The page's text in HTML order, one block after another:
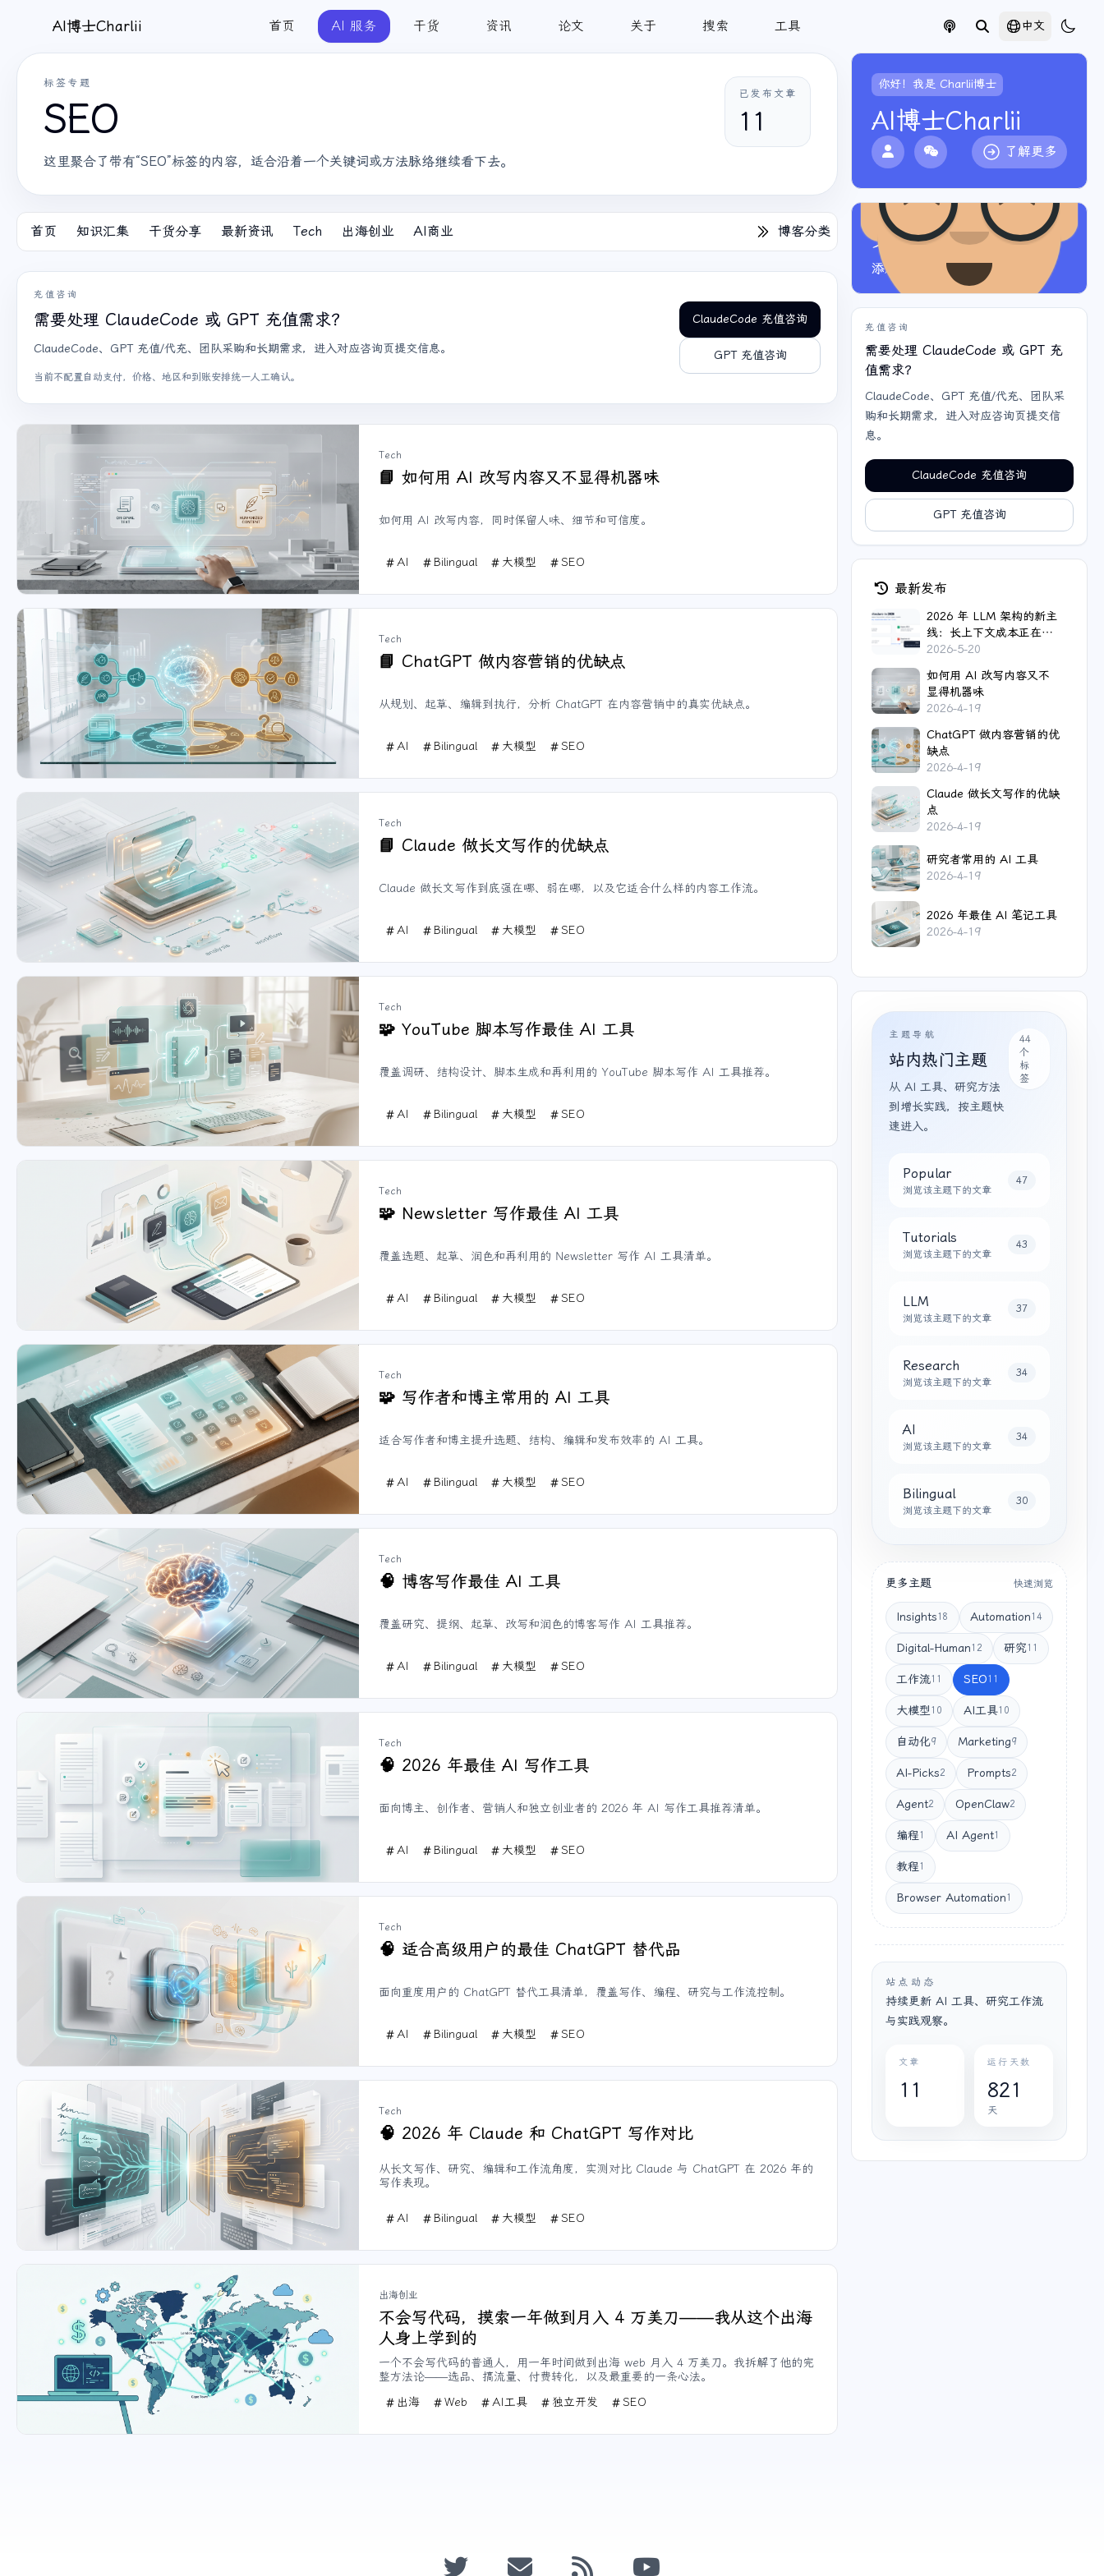
AI博士Charlii 首页 AI 服务 干货 资讯 论文 关于 搜索 工具 中文
标签专题
SEO
这里聚合了带有“SEO”标签的内容，适合沿着一个关键词或方法脉络继续看下去。
已发布文章
11
首页 知识汇集 干货分享 最新资讯 Tech 出海创业 AI商业 博客分类
充值咨询
需要处理 ClaudeCode 或 GPT 充值需求？
ClaudeCode、GPT 充值/代充、团队采购和长期需求，进入对应咨询页提交信息。
当前不配置自动支付，价格、地区和到账安排统一人工确认。
ClaudeCode 充值咨询
GPT 充值咨询
Tech
📘 如何用 AI 改写内容又不显得机器味
如何用 AI 改写内容，同时保留人味、细节和可信度。
AI Bilingual 大模型 SEO
Tech
📘 ChatGPT 做内容营销的优缺点
从规划、起草、编辑到执行，分析 ChatGPT 在内容营销中的真实优缺点。
AI Bilingual 大模型 SEO
Tech
📘 Claude 做长文写作的优缺点
Claude 做长文写作到底强在哪、弱在哪，以及它适合什么样的内容工作流。
AI Bilingual 大模型 SEO
Tech
🧩 YouTube 脚本写作最佳 AI 工具
覆盖调研、结构设计、脚本生成和再利用的 YouTube 脚本写作 AI 工具推荐。
AI Bilingual 大模型 SEO
Tech
🧩 Newsletter 写作最佳 AI 工具
覆盖选题、起草、润色和再利用的 Newsletter 写作 AI 工具清单。
AI Bilingual 大模型 SEO
Tech
🧩 写作者和博主常用的 AI 工具
适合写作者和博主提升选题、结构、编辑和发布效率的 AI 工具。
AI Bilingual 大模型 SEO
Tech
🧠 博客写作最佳 AI 工具
覆盖研究、提纲、起草、改写和润色的博客写作 AI 工具推荐。
AI Bilingual 大模型 SEO
Tech
🧠 2026 年最佳 AI 写作工具
面向博主、创作者、营销人和独立创业者的 2026 年 AI 写作工具推荐清单。
AI Bilingual 大模型 SEO
Tech
🧠 适合高级用户的最佳 ChatGPT 替代品
面向重度用户的 ChatGPT 替代工具清单，覆盖写作、编程、研究与工作流控制。
AI Bilingual 大模型 SEO
Tech
🧠 2026 年 Claude 和 ChatGPT 写作对比
从长文写作、研究、编辑和工作流角度，实测对比 Claude 与 ChatGPT 在 2026 年的
写作表现。
AI Bilingual 大模型 SEO
出海创业
不会写代码，摸索一年做到月入 4 万美刀——我从这个出海
人身上学到的
一个不会写代码的普通人，用一年时间做到出海 web 月入 4 万美刀。我拆解了他的完
整方法论——选品、搞流量、付费转化，以及最重要的一条心法。
出海
Web AI工具 独立开发 SEO
你好！我是 Charlii博士
AI博士Charlii
了解更多
交流频道
添加微信，加入微信群讨论
点击扫码添加微信
充值咨询
需要处理 ClaudeCode 或 GPT 充
值需求？
ClaudeCode、GPT 充值/代充、团队采
购和长期需求，进入对应咨询页提交信
息。
ClaudeCode 充值咨询
GPT 充值咨询
最新发布
2026 年 LLM 架构的新主
线：长上下文成本正在被
重新设计
2026-5-20
如何用 AI 改写内容又不
显得机器味
2026-4-19
ChatGPT 做内容营销的优
缺点
2026-4-19
Claude 做长文写作的优缺
点
2026-4-19
研究者常用的 AI 工具
2026-4-19
2026 年最佳 AI 笔记工具
2026-4-19
主题导航
站内热门主题
从 AI 工具、研究方法
到增长实践，按主题快
速进入。
44
个
标
签
Popular
浏览该主题下的文章
47
Tutorials
浏览该主题下的文章
43
LLM
浏览该主题下的文章
37
Research
浏览该主题下的文章
34
AI
浏览该主题下的文章
34
Bilingual
浏览该主题下的文章
30
更多主题 快速浏览
Insights18 Automation14
Digital-Human12 研究11
工作流11 SEO11
大模型 10 AI工具10
自动化9 Marketing9
AI-Picks2 Prompts2
Agent2 OpenClaw2
编程1 AI Agent1
教程1
Browser Automation1
站点动态
持续更新 AI 工具、研究工作流
与实践观察。
文章
11
运行天数
821
天